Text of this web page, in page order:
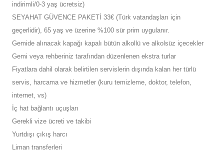
indirimli/0-3 yaş ücretsiz)
SEYAHAT GÜVENCE PAKETİ 33€ (Türk vatandaşları için
geçerlidir), 65 yaş ve üzerine %100 sür prim uygulanır.
Gemide alınacak kapağı kapalı bütün alkollü ve alkolsüz içecekler
Gemi veya rehberiniz tarafından düzenlenen ekstra turlar
Fiyatlara dahil olarak belirtilen servislerin dışında kalan her türlü
servis, harcama ve hizmetler (kuru temizleme, doktor, telefon,
internet, vs)
İç hat bağlantı uçuşları
Gerekli vize ücreti ve takibi
Yurtdışı çıkış harcı
Liman transferleri